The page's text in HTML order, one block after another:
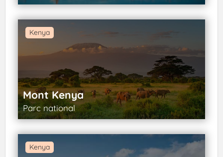
Kenya
Mont Kenya
Parc national
Kenya